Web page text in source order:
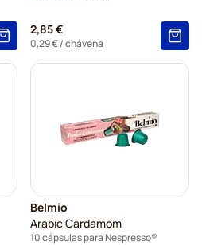
2,85 €
0,29 €/ chávena
Belmio
Arabic Cardamom
10 cápsulas para Nespresso®